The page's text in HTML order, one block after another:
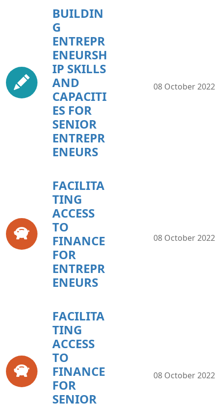
BUILDIN
G
ENTREPR
ENEURSH
IP SKILLS
AND
CAPACITI
ES FOR
SENIOR
ENTREPR
ENEURS
08 October 2022
FACILITA
TING
ACCESS
TO
FINANCE
FOR
ENTREPR
ENEURS
08 October 2022
FACILITA
TING
ACCESS
TO
FINANCE
FOR
SENIOR
08 October 2022